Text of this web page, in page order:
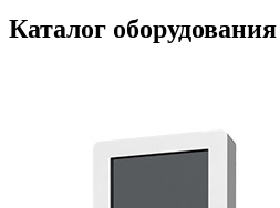
Каталог оборудования